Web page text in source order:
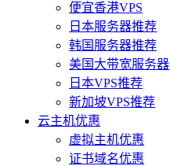
便宜香港VPS
日本服务器推荐
韩国服务器推荐
美国大带宽服务器
日本VPS推荐
新加坡VPS推荐
云主机优惠
虚拟主机优惠
证书域名优惠